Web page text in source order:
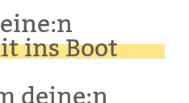
ins Boot